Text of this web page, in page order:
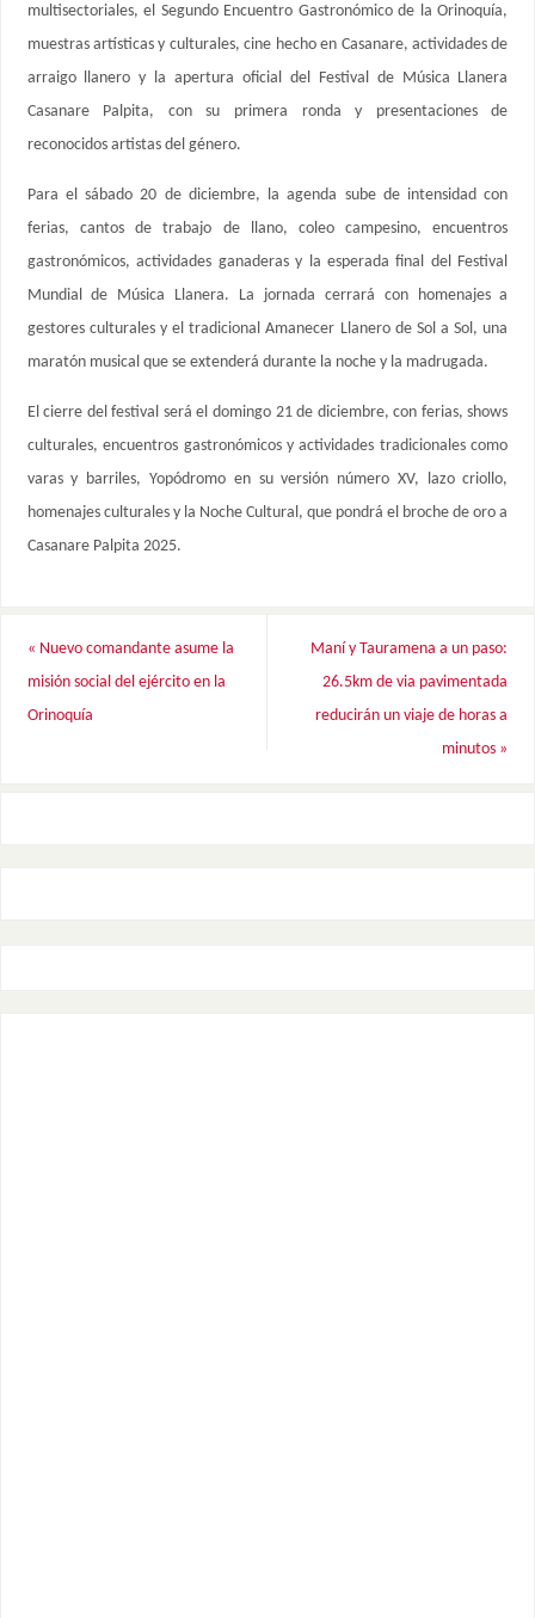
multisectoriales, el Segundo Encuentro Gastronómico de la Orinoquía,
muestras artísticas y culturales, cine hecho en Casanare, actividades de
arraigo llanero y la apertura oficial del Festival de Música Llanera
Casanare Palpita, con su primera ronda y presentaciones de
reconocidos artistas del género.
Para el sábado 20 de diciembre, la agenda sube de intensidad con
ferias, cantos de trabajo de llano, coleo campesino, encuentros
gastronómicos, actividades ganaderas y la esperada final del Festival
Mundial de Música Llanera. La jornada cerrará con homenajes a
gestores culturales y el tradicional Amanecer Llanero de Sol a Sol, una
maratón musical que se extenderá durante la noche y la madrugada.
El cierre del festival será el domingo 21 de diciembre, con ferias, shows
culturales, encuentros gastronómicos y actividades tradicionales como
varas y barriles, Yopódromo en su versión número XV, lazo criollo,
homenajes culturales y la Noche Cultural, que pondrá el broche de oro a
Casanare Palpita 2025.
« Nuevo comandante asume la
misión social del ejército en la
Orinoquía
Maní y Tauramena a un paso:
26.5km de via pavimentada
reducirán un viaje de horas a
minutos »